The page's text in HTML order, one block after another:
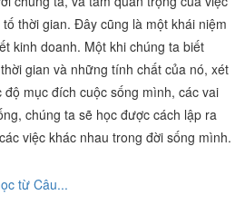
thời gian. Đây cũng là một khái niệm
kinh doanh. Một khi chúng ta biết
gian và những tính chất của nó, xét
mục đích cuộc sống mình, các vai
chúng ta sẽ học được cách lập ra
việc khác nhau trong đời sống mình.
từ Câu...